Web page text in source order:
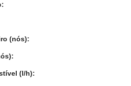
(nós):
(l/h):